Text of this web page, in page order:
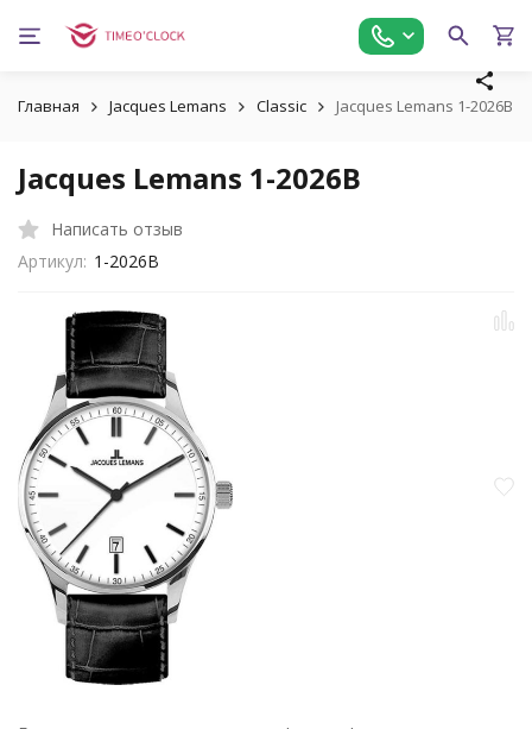
Главная Jacques Lemans Classic Jacques Lemans 1-2026B
Jacques Lemans 1-2026B
Написать отзыв
Артикул: 1-2026B